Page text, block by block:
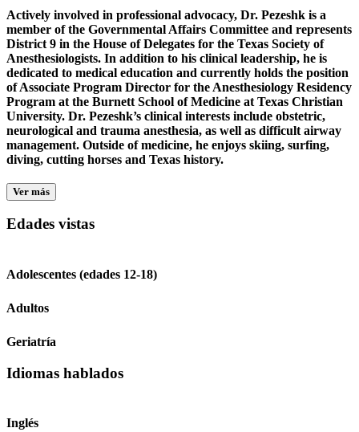
Actively involved in professional advocacy, Dr. Pezeshk is a
member of the Governmental Affairs Committee and represents
District 9 in the House of Delegates for the Texas Society of
Anesthesiologists. In addition to his clinical leadership, he is
dedicated to medical education and currently holds the position
of Associate Program Director for the Anesthesiology Residency
Program at the Burnett School of Medicine at Texas Christian
University. Dr. Pezeshk’s clinical interests include obstetric,
neurological and trauma anesthesia, as well as difficult airway
management. Outside of medicine, he enjoys skiing, surfing,
diving, cutting horses and Texas history.
Ver más
Edades vistas
Adolescentes (edades 12-18)
Adultos
Geriatría
Idiomas hablados
Inglés